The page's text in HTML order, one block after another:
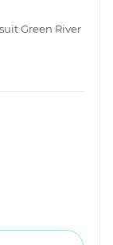
Green River